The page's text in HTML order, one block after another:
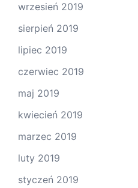
wrzesień 2019
sierpień 2019
lipiec 2019
czerwiec 2019
maj 2019
kwiecień 2019
marzec 2019
luty 2019
styczeń 2019